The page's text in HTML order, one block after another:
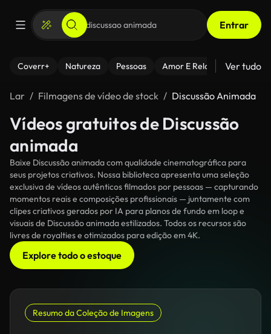
Entrar
Coverr+ Natureza Pessoas Amor E Relacionamentos
Ver tudo
Lar Filmagens de vídeo de stock Discussão Animada
Vídeos gratuitos de Discussão
animada
Baixe Discussão animada com qualidade cinematográfica para
seus projetos criativos. Nossa biblioteca apresenta uma seleção
exclusiva de vídeos autênticos filmados por pessoas — capturando
momentos reais e composições profissionais — juntamente com
clipes criativos gerados por IA para planos de fundo em loop e
visuais de Discussão animada estilizados. Todos os recursos são
livres de royalties e otimizados para edição em 4K.
Explore todo o estoque
Resumo da Coleção de Imagens